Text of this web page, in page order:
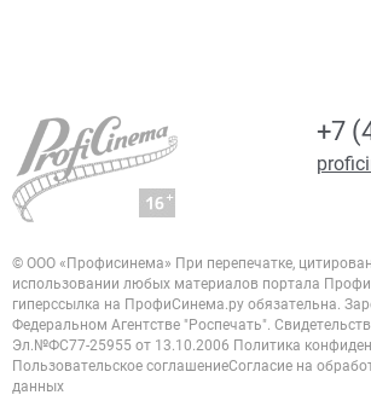
+7
© ООО «Профисинема» При перепечатке,
использовании любых материалов портала
гиперссылка на ПрофиСинема.ру обязательна.
Федеральном Агентстве "Роспечать".
Эл.№ФС77-25955 от 13.10.2006 Политика
Пользовательское соглашениеСогласие на
данных